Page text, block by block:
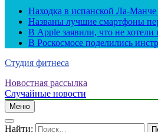
Находка в испанской Ла-
Названы лучшие смартфоны
В Apple заявили, что не
В Роскосмосе поделились
Студия фитнеса
Новостная рассылка
Случайные новости
Меню
Найти: